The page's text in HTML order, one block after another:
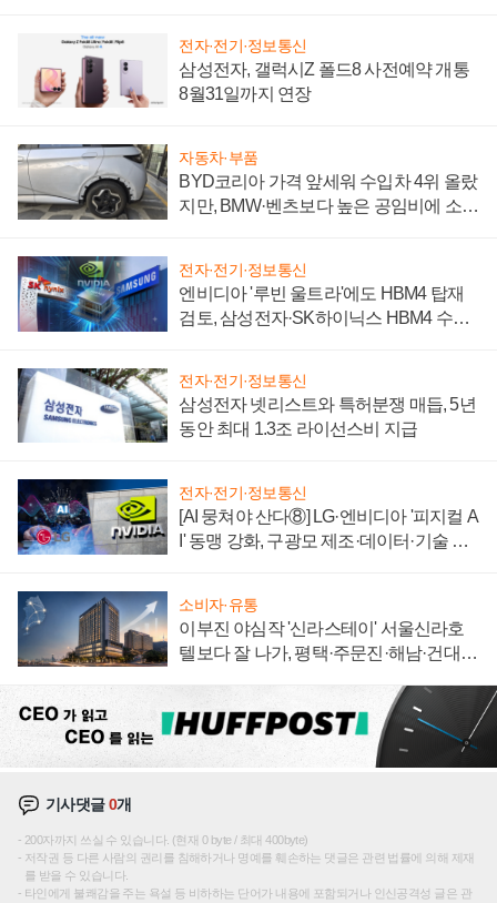
전자·전기·정보통신
삼성전자, 갤럭시Z 폴드8 사전예약 개통
8월31일까지 연장
자동차·부품
BYD코리아 가격 앞세워 수입차 4위 올랐
지만, BMW·벤츠보다 높은 공임비에 소비
전자·전기·정보통신
엔비디아 '루빈 울트라'에도 HBM4 탑재
검토, 삼성전자·SK하이닉스 HBM4 수율
전자·전기·정보통신
삼성전자 넷리스트와 특허분쟁 매듭, 5년
동안 최대 1.3조 라이선스비 지급
전자·전기·정보통신
[AI 뭉쳐야 산다⑧] LG·엔비디아 '피지컬 A
I' 동맹 강화, 구광모 제조·데이터·기술 결
소비자·유통
이부진 야심작 '신라스테이' 서울신라호
텔보다 잘 나가, 평택·주문진·해남·건대로
기사댓글0개
200자까지 쓰실 수 있습니다. (현재 0 byte / 최대 400byte)
저작권 등 다른 사람의 권리를 침해하거나 명예를 훼손하는 댓글은 관련 법률에 의해 제재
를 받을 수 있습니다.
타인에게 불쾌감을 주는 욕설 등 비하하는 단어가 내용에 포함되거나 인신공격성 글은 관